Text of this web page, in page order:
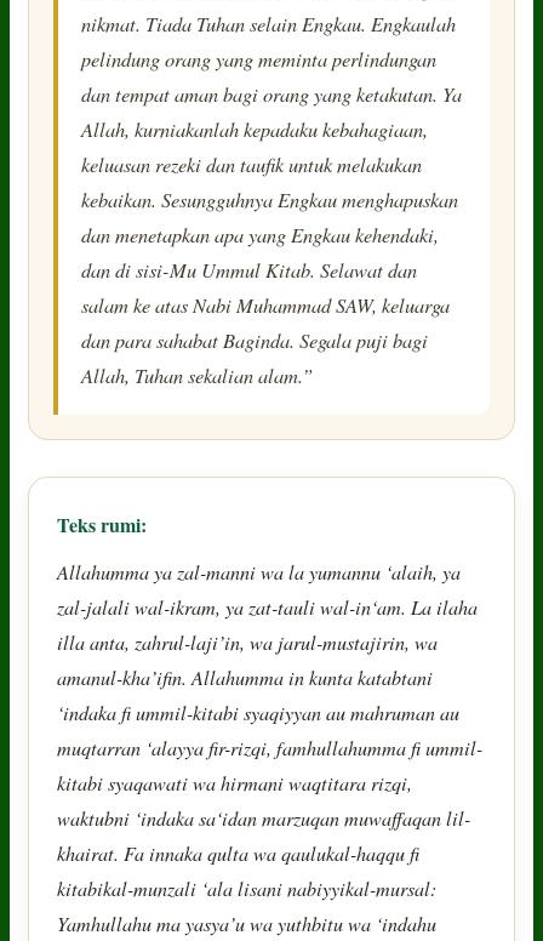
nikmat. Tiada Tuhan selain Engkau. Engkaulah
pelindung orang yang meminta perlindungan
dan tempat aman bagi orang yang ketakutan. Ya
Allah, kurniakanlah kepadaku kebahagiaan,
keluasan rezeki dan taufik untuk melakukan
kebaikan. Sesungguhnya Engkau menghapuskan
dan menetapkan apa yang Engkau kehendaki,
dan di sisi-Mu Ummul Kitab. Selawat dan
salam ke atas Nabi Muhammad SAW, keluarga
dan para sahabat Baginda. Segala puji bagi
Allah, Tuhan sekalian alam.”
Teks rumi:
Allahumma ya zal-manni wa la yumannu ‘alaih, ya
zal-jalali wal-ikram, ya zat-tauli wal-in‘am. La ilaha
illa anta, zahrul-laji’in, wa jarul-mustajirin, wa
amanul-kha’ifin. Allahumma in kunta katabtani
‘indaka fi ummil-kitabi syaqiyyan au mahruman au
muqtarran ‘alayya fir-rizqi, famhullahumma fi ummil-
kitabi syaqawati wa hirmani waqtitara rizqi,
waktubni ‘indaka sa‘idan marzuqan muwaffaqan lil-
khairat. Fa innaka qulta wa qaulukal-haqqu fi
kitabikal-munzali ‘ala lisani nabiyyikal-mursal:
Yamhullahu ma yasya’u wa yuthbitu wa ‘indahu